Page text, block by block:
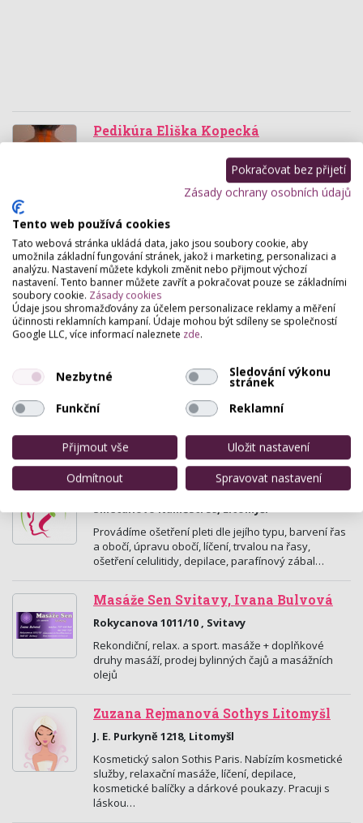
Pedikúra Eliška Kopecká
Najdete u nás pedikúru přístrojovou, ortonyxii,
konzultace plosek nohou a vložky do bot, prodej
kosmetiky na nohy, konzultace problémových stavů
i…
Kosmetické studio Karolína
Smetanovo Náměstí 106, Litomyšl
Přijďte si odpočinout a relaxovat.. Používáme
přírodní českou kosmetiku Ryor professional skin
carer. Krásná a zdravá pleť je vizitkou každého z
Salon Mangala
Rektora Stříteského 185, Litomyšl
Originální ajurvédské ošetření přírodními produkty
Tarani.
Kosmetické studio Jindra Klejchová
Smetanovo Náměstí 59, Litomyšl
Provádíme ošetření pleti dle jejího typu, barvení řas
a obočí, úpravu obočí, líčení, trvalou na řasy,
ošetření celulitidy, depilace, parafínový zábal…
Masáže Sen Svitavy, Ivana Bulvová
Rokycanova 1011/10 , Svitavy
Rekondiční, relax. a sport. masáže + doplňkové
druhy masáží, prodej bylinných čajů a masážních
olejů
Zuzana Rejmanová Sothys Litomyšl
J. E. Purkyně 1218, Litomyšl
Kosmetický salon Sothis Paris. Nabízím kosmetické
služby, relaxační masáže, líčení, depilace,
kosmetické balíčky a dárkové poukazy. Pracuji s
láskou…
Pokračovat bez přijetí
Zásady ochrany osobních údajů
Tento web používá cookies
Tato webová stránka ukládá data, jako jsou soubory cookie, aby
umožnila základní fungování stránek, jakož i marketing, personalizaci a
analýzu. Nastavení můžete kdykoli změnit nebo přijmout výchozí
nastavení. Tento banner můžete zavřít a pokračovat pouze se základními
soubory cookie. Zásady cookies
Údaje jsou shromažďovány za účelem personalizace reklamy a měření
účinnosti reklamních kampaní. Údaje mohou být sdíleny se společností
Google LLC, více informací naleznete zde.
Nezbytné Sledování výkonu
stránek
Funkční
Reklamní
Přijmout vše
Uložit nastavení
Odmítnout
Spravovat nastavení